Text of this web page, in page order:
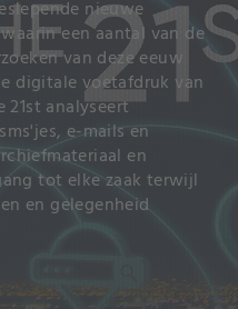
nieuwe
een aantal van de
van deze eeuw
digitale voetafdruk van
analyseert
e-mails en
en
tot elke zaak terwijl
en gelegenheid